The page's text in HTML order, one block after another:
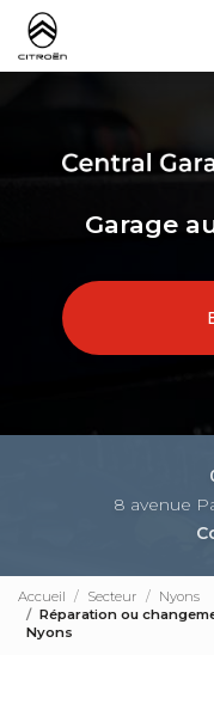
Aller
contenu
principal
Garage
8 avenue
Accueil Secteur
Nyons
Réparation ou
Nyons